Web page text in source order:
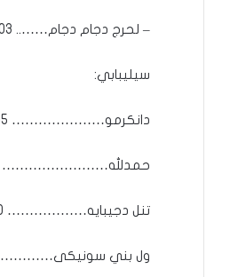
– لحرج دجام دجام…….. 03 ملم
سيليبابي:
دانكرمو………………… 55 ملم
حمدلله…………………… 30 ملم
تنل دجيبايه……………… 30 ملم
ول بني سونيكى………… 25 ملم